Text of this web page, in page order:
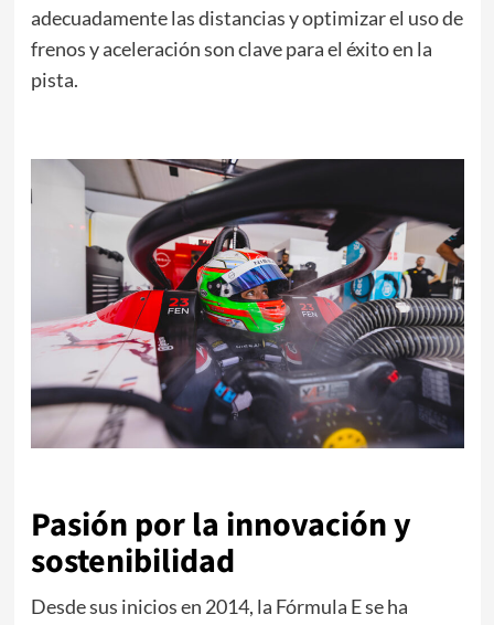
adecuadamente las distancias y optimizar el uso de
frenos y aceleración son clave para el éxito en la
pista.
Pasión por la innovación y
sostenibilidad
Desde sus inicios en 2014, la Fórmula E se ha